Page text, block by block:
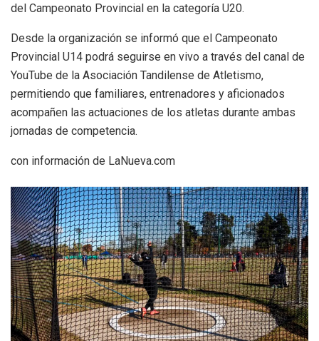
del Campeonato Provincial en la categoría U20.
Desde la organización se informó que el Campeonato
Provincial U14 podrá seguirse en vivo a través del canal de
YouTube de la Asociación Tandilense de Atletismo,
permitiendo que familiares, entrenadores y aficionados
acompañen las actuaciones de los atletas durante ambas
jornadas de competencia.
con información de LaNueva.com